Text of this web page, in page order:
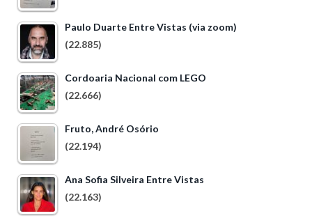
Paulo Duarte Entre Vistas (via zoom)
(22.885)
Cordoaria Nacional com LEGO
(22.666)
Fruto, André Osório
(22.194)
Ana Sofia Silveira Entre Vistas
(22.163)